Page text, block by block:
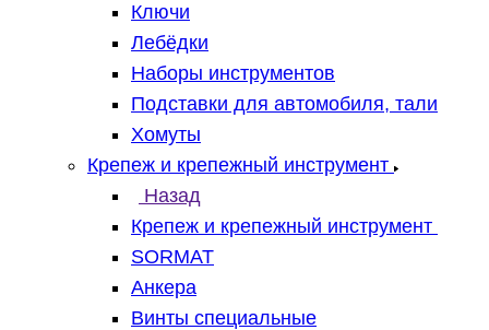
Ключи
Лебёдки
Наборы инструментов
Подставки для автомобиля, тали
Хомуты
Крепеж и крепежный инструмент
Назад
Крепеж и крепежный инструмент
SORMAT
Анкера
Винты специальные